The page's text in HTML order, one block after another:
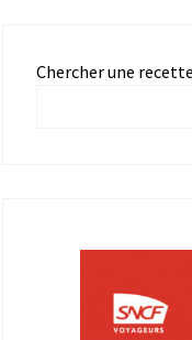
Chercher une recette